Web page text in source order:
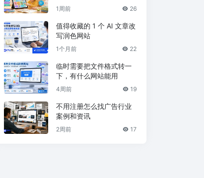
藏
1周前 26
值得收藏的 1 个 AI 文章改
写润色网站
1个月前 22
临时需要把文件格式转一
下，有什么网站能用
4周前 19
不用注册怎么找广告行业
案例和资讯
2周前 17